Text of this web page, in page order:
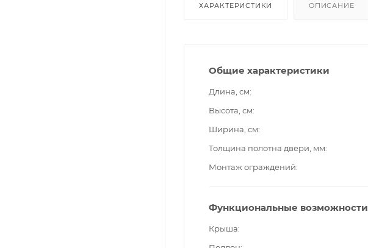
ХАРАКТЕРИСТИКИ ОПИСАНИЕ
Общие характеристики
Длина, см
Высота, см
Ширина, см
Толщина полотна двери, мм
Монтаж ограждений
Функциональные возможности
Крыша